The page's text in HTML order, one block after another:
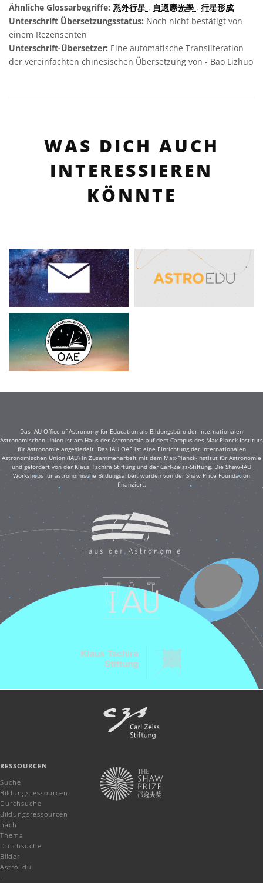
Ähnliche Glossarbegriffe: 系外行星 , 自適應光學 , 行星形成
Unterschrift Übersetzungsstatus: Noch nicht bestätigt von
einem Rezensenten
Unterschrift-Übersetzer: Eine automatische Transliteration
der vereinfachten chinesischen Übersetzung von - Bao Lizhuo
WAS DICH AUCH
INTERESSIEREN
KÖNNTE
Das IAU Office of Astronomy for Education als Bildungsbüro der Internationalen
Astronomischen Union ist am Haus der Astronomie auf dem Campus des Max-Planck-Instituts
für Astronomie angesiedelt. Das IAU OAE ist eine Einrichtung der Internationalen
Astronomischen Union (IAU) in Zusammenarbeit mit dem Max-Planck-Institut für Astronomie
und gefördert von der Klaus Tschira Stiftung und der Carl-Zeiss-Stiftung. Die Shaw-IAU
Workshops für astronomische Bildungsarbeit wurden von der Shaw Price Foundation
finanziert.
RESSOURCEN
Suche
Bildungsressourcen
Durchsuche
Bildungsressourcen
nach
Thema
Durchsuche
Bilder
AstroEdu
-